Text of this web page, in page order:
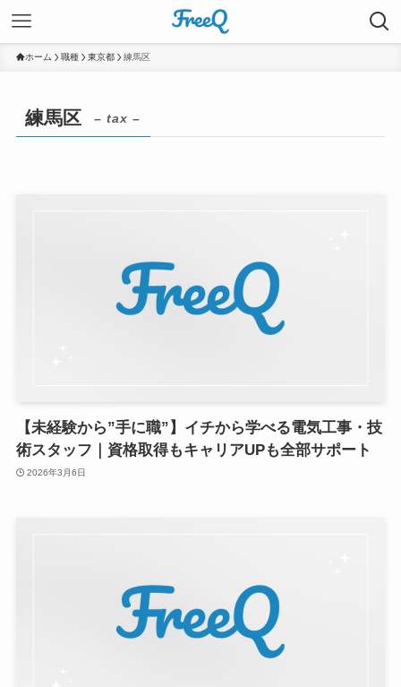
ホーム 職種 東京都 練馬区
練馬区 – tax –
【未経験から”手に職”】イチから学べる電気工事・技
術スタッフ｜資格取得もキャリアUPも全部サポート
2026年3月6日